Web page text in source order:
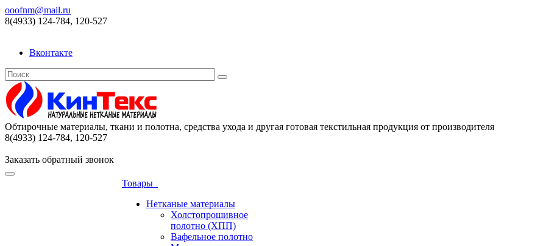
ooofnm@mail.ru
8(4933) 124-784, 120-527
Вконтакте
Обтирочные материалы, ткани и полотна, средства ухода и другая готовая текстильная продукция от производителя
8(4933) 124-784, 120-527
Заказать обратный звонок
Товары
Нетканые материалы
Холстопрошивное
полотно (ХПП)
Вафельное полотно